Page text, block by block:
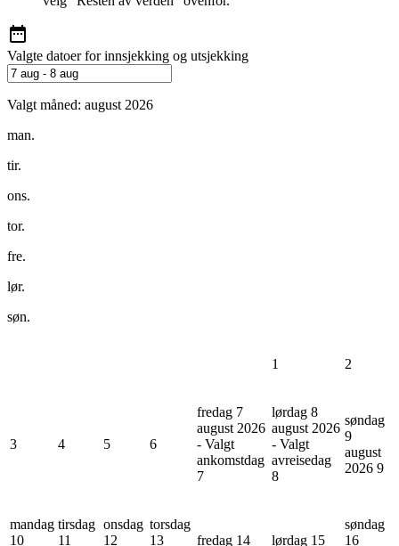
Valgte datoer for innsjekking og utsjekking
Valgt måned: august 2026
man.
tir.
ons.
tor.
fre.
lør.
søn.
1 2
3 4 5 6
fredag 7
august 2026
- Valgt
ankomstdag
7
lørdag 8
august 2026
- Valgt
avreisedag
8
søndag
9
august
2026 9
mandag
10
tirsdag
11
onsdag
12
torsdag
13
fredag 14 lørdag 15
søndag
16